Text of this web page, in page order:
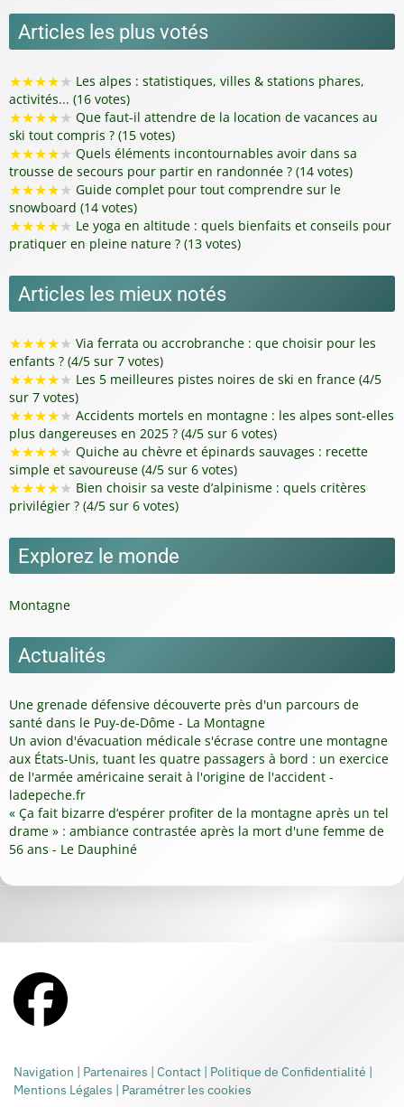
Articles les plus votés
★★★★★ Les alpes : statistiques, villes & stations phares,
activités... (16 votes)
★★★★★ Que faut-il attendre de la location de vacances au
ski tout compris ? (15 votes)
★★★★★ Quels éléments incontournables avoir dans sa
trousse de secours pour partir en randonnée ? (14 votes)
★★★★★ Guide complet pour tout comprendre sur le
snowboard (14 votes)
★★★★★ Le yoga en altitude : quels bienfaits et conseils pour
pratiquer en pleine nature ? (13 votes)
Articles les mieux notés
★★★★★ Via ferrata ou accrobranche : que choisir pour les
enfants ? (4/5 sur 7 votes)
★★★★★ Les 5 meilleures pistes noires de ski en france (4/5
sur 7 votes)
★★★★★ Accidents mortels en montagne : les alpes sont-elles
plus dangereuses en 2025 ? (4/5 sur 6 votes)
★★★★★ Quiche au chèvre et épinards sauvages : recette
simple et savoureuse (4/5 sur 6 votes)
★★★★★ Bien choisir sa veste d’alpinisme : quels critères
privilégier ? (4/5 sur 6 votes)
Explorez le monde
Montagne
Actualités
Une grenade défensive découverte près d'un parcours de
santé dans le Puy-de-Dôme - La Montagne
Un avion d'évacuation médicale s'écrase contre une montagne
aux États-Unis, tuant les quatre passagers à bord : un exercice
de l'armée américaine serait à l'origine de l'accident -
ladepeche.fr
« Ça fait bizarre d’espérer profiter de la montagne après un tel
drame » : ambiance contrastée après la mort d'une femme de
56 ans - Le Dauphiné
Navigation | Partenaires | Contact | Politique de Confidentialité |
Mentions Légales | Paramétrer les cookies